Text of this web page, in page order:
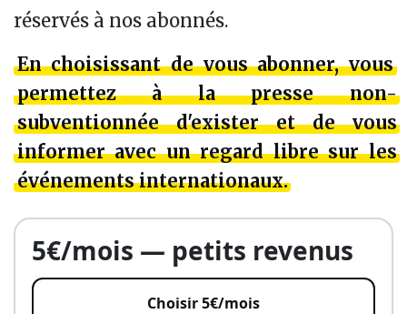
réservés à nos abonnés.
En choisissant de vous abonner, vous
permettez à la presse non-
subventionnée d'exister et de vous
informer avec un regard libre sur les
événements internationaux.
5€/mois — petits revenus
Choisir 5€/mois